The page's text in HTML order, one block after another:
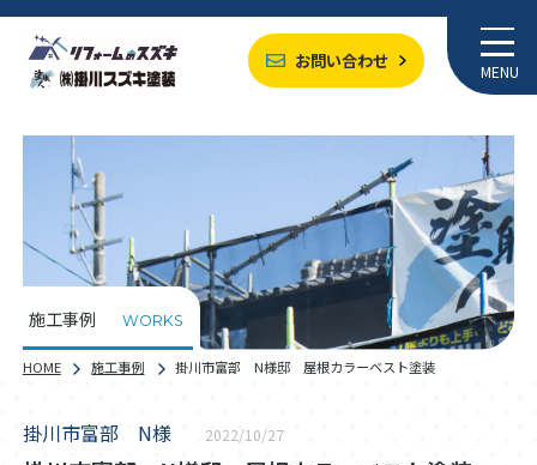
お問い合わせ MENU
施工事例 WORKS
HOME 施工事例 掛川市富部 N様邸 屋根カラーベスト塗装
掛川市富部 N様 2022/10/27